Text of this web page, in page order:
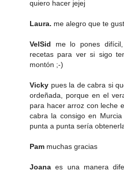
quiero hacer jejej
Laura. me alegro que te
VelSid me lo pones
recetas para ver si sigo
montón ;-)
Vicky pues la de cabra si
ordeñada, porque en el
para hacer arroz con leche
cabra la consigo en
punta a punta sería
Pam muchas gracias
Joanaes una manera